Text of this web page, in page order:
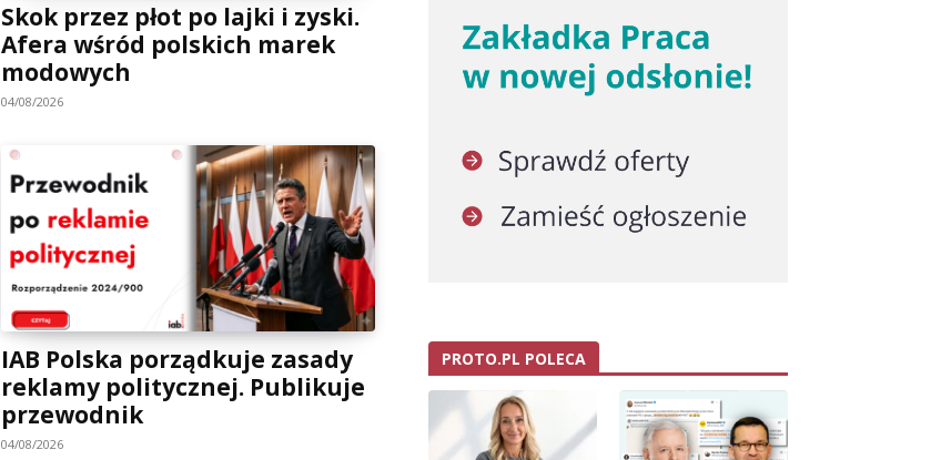
Skok przez płot po lajki i zyski.
Afera wśród polskich marek
modowych
04/08/2026
IAB Polska porządkuje zasady
reklamy politycznej. Publikuje
przewodnik
04/08/2026
PROTO.PL POLECA